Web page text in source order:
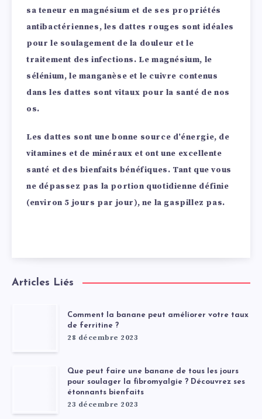
sa teneur en magnésium et de ses propriétés
antibactériennes, les dattes rouges sont idéales
pour le soulagement de la douleur et le
traitement des infections. Le magnésium, le
sélénium, le manganèse et le cuivre contenus
dans les dattes sont vitaux pour la santé de nos
os.
Les dattes sont une bonne source d’énergie, de
vitamines et de minéraux et ont une excellente
santé et des bienfaits bénéfiques. Tant que vous
ne dépassez pas la portion quotidienne définie
(environ 5 jours par jour), ne la gaspillez pas.
Articles Liés
Comment la banane peut améliorer votre taux
de ferritine ?
28 décembre 2023
Que peut faire une banane de tous les jours
pour soulager la fibromyalgie ? Découvrez ses
étonnants bienfaits
23 décembre 2023